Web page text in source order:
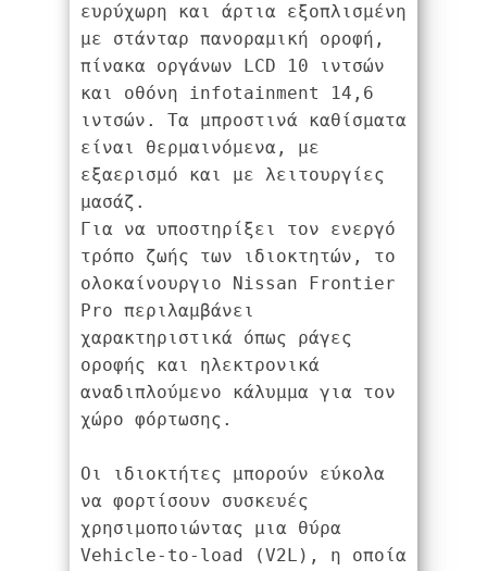
ευρύχωρη και άρτια εξοπλισμένη
με στάνταρ πανοραμική οροφή,
πίνακα οργάνων LCD 10 ιντσών
και οθόνη infotainment 14,6
ιντσών. Τα μπροστινά καθίσματα
είναι θερμαινόμενα, με
εξαερισμό και με λειτουργίες
μασάζ.
Για να υποστηρίξει τον ενεργό
τρόπο ζωής των ιδιοκτητών, το
ολοκαίνουργιο Nissan Frontier
Pro περιλαμβάνει
χαρακτηριστικά όπως ράγες
οροφής και ηλεκτρονικά
αναδιπλούμενο κάλυμμα για τον
χώρο φόρτωσης.
Οι ιδιοκτήτες μπορούν εύκολα
να φορτίσουν συσκευές
χρησιμοποιώντας μια θύρα
Vehicle-to-load (V2L), η οποία